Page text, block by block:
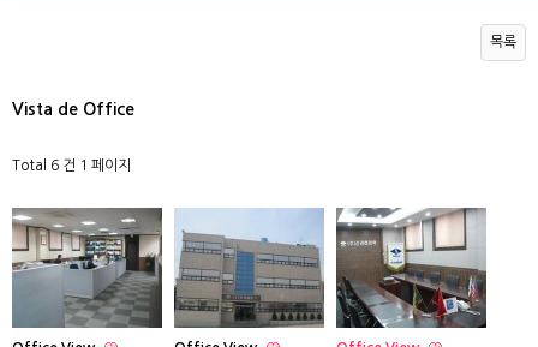
목록
Vista de Office
Total 6 건 1 페이지